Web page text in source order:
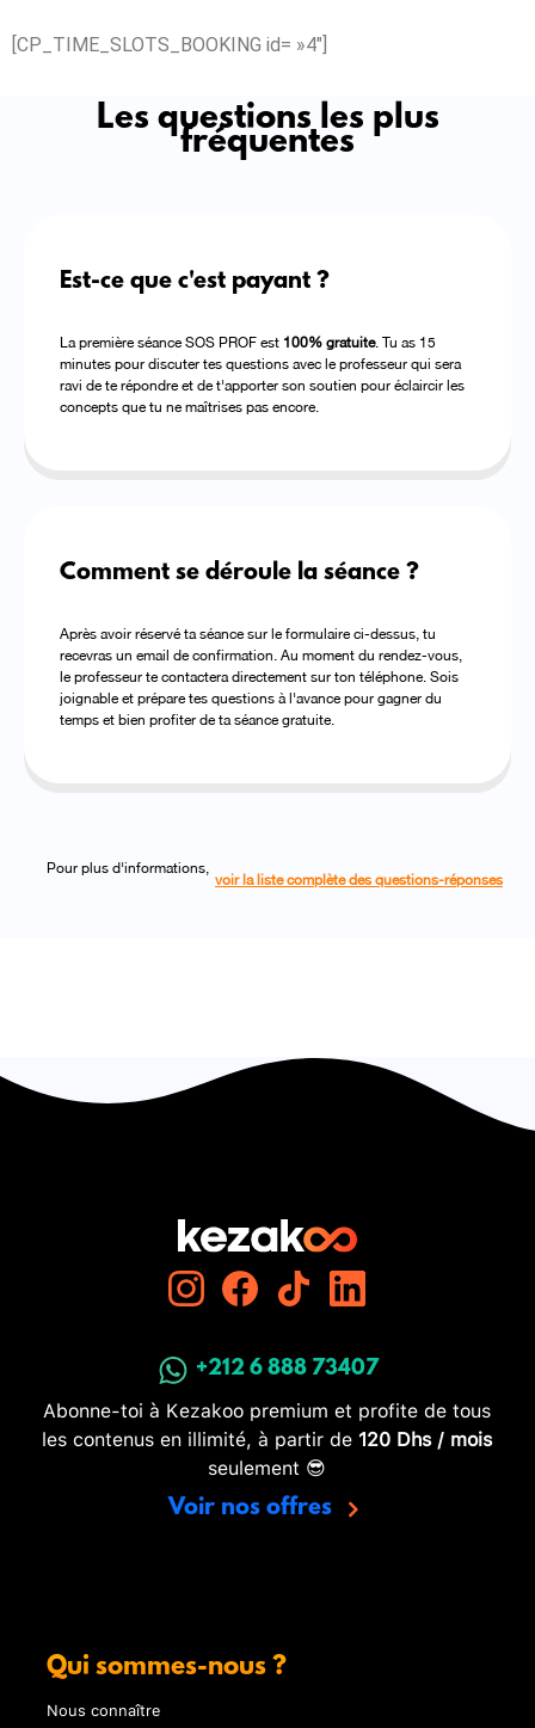
[CP_TIME_SLOTS_BOOKING id= »4″]
Les questions les plus
fréquentes
Est-ce que c'est payant ?
La première séance SOS PROF est100% gratuite. Tu as 15
minutes pour discuter tes questions avec le professeur qui sera
ravi de te répondre et de t'apporter son soutien pour éclaircir les
concepts que tu ne maîtrises pas encore.
Comment se déroule la séance ?
Après avoir réservé ta séance sur le formulaire ci-dessus, tu
recevras un email de confirmation. Au moment du rendez-vous,
le professeur te contactera directement sur ton téléphone. Sois
joignable et prépare tes questions à l'avance pour gagner du
temps et bien profiter de ta séance gratuite.
Pour plus d'informations, voir la liste complète des questions-réponses
+212 6 888 73407
Abonne-toi à Kezakoo premium et profite de tous
les contenus en illimité, à partir de 120 Dhs / mois
seulement 😎
Voir nos offres
Qui sommes-nous ?
Nous connaître